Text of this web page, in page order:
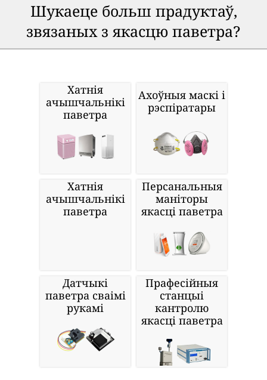
Шукаеце больш прадуктаў,
звязаных з якасцю паветра?
Хатнія
ачышчальнікі
паветра
Ахоўныя маскі і
рэспіратары
Хатнія
ачышчальнікі
паветра
Персанальныя
маніторы
якасці паветра
Датчыкі
паветра сваімі
рукамі
Прафесійныя
станцыі
кантролю
якасці паветра